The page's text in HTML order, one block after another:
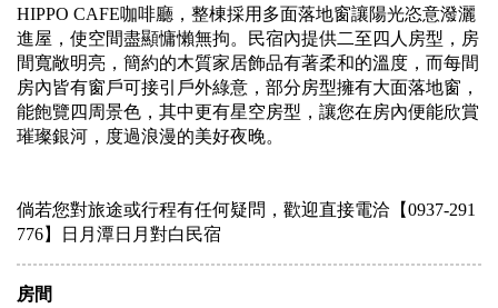
HIPPO CAFE咖啡廳，整棟採用多面落地窗讓陽光恣意潑灑
進屋，使空間盡顯慵懶無拘。民宿內提供二至四人房型，房
間寬敞明亮，簡約的木質家居飾品有著柔和的溫度，而每間
房內皆有窗戶可接引戶外綠意，部分房型擁有大面落地窗，
能飽覽四周景色，其中更有星空房型，讓您在房內便能欣賞
璀璨銀河，度過浪漫的美好夜晚。
倘若您對旅途或行程有任何疑問，歡迎直接電洽【0937-291
776】日月潭日月對白民宿
房間